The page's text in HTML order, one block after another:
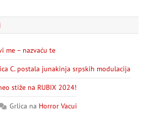
me – nazvaću te
C. postala junakinja srpskih modulacija
stiže na RUBIX 2024!
Grlica na Horror Vacui